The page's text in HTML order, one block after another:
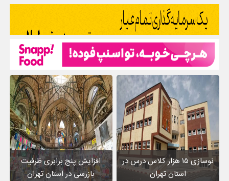
نوسازی ۱۵ هزار کلاس درس در
استان تهران
افزایش پنج برابری ظرفیت
بازرسی در استان تهران